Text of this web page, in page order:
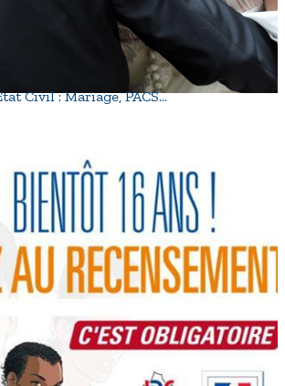
Civil : Mariage, PACS…